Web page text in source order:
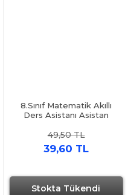
Stokta Tükendi
8.Sınıf Matematik Akıllı
Ders Asistanı Asistan
49,50 TL
39,60 TL